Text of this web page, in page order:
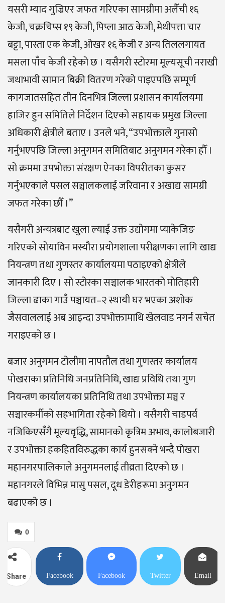
यसरी म्याद गुज्रिएर जफत गरिएका सामग्रीमा अलैँची १६
केजी, चक्रचिप्स १९ केजी, पिप्ला आठ केजी, मेथीपत्ता चार
बट्टा, पास्ता एक केजी, ओखर १६ केजी र अन्य तिललगायत
मसला पाँच केजी रहेको छ । यसैगरी स्टोरमा मूल्यसूची नराखी
जथाभावी सामान बिक्री वितरण गरेको पाइएपछि सम्पूर्ण
कागजातसहित तीन दिनभित्र जिल्ला प्रशासन कार्यालयमा
हाजिर हुन समितिले निर्देशन दिएको सहायक प्रमुख जिल्ला
अधिकारी क्षेत्रीले बताए । उनले भने, “उपभोक्ताले गुनासो
गर्नुभएपछि जिल्ला अनुगमन समितिबाट अनुगमन गरेका हौँ ।
सो क्रममा उपभोक्ता संरक्षण ऐनका विपरीतका कुसर
गर्नुभएकाले पसल सञ्चालकलाई जरिवाना र अखाद्य सामग्री
जफत गरेका छौँ ।”
यसैगरी अन्यत्रबाट खुला ल्याई उक्त उद्योगमा प्याकेजिङ
गरिएको सोयाविन मस्यौरा प्रयोगशाला परीक्षणका लागि खाद्य
नियन्त्रण तथा गुणस्तर कार्यालयमा पठाइएको क्षेत्रीले
जानकारी दिए । सो स्टोरका सञ्चालक भारतको मोतिहारी
जिल्ला ढाका गाउँ पञ्चायत–२ स्थायी घर भएका अशोक
जैसवाललाई अब आइन्दा उपभोक्तामाथि खेलवाड नगर्न सचेत
गराइएको छ ।
बजार अनुगमन टोलीमा नापतौल तथा गुणस्तर कार्यालय
पोखराका प्रतिनिधि जनप्रतिनिधि, खाद्य प्रविधि तथा गुण
नियन्त्रण कार्यालयका प्रतिनिधि तथा उपभोक्ता मञ्च र
सञ्चारकर्मीको सहभागिता रहेको थियो । यसैगरी चाडपर्व
नजिकिएसँगै मूल्यवृद्धि, सामानको कृत्रिम अभाव, कालोबजारी
र उपभोक्ता हकहितविरुद्धका कार्य हुनसक्ने भन्दै पोखरा
महानगरपालिकाले अनुगमनलाई तीव्रता दिएको छ ।
महानगरले विभिन्न मासु पसल, दूध डेरीहरूमा अनुगमन
बढाएको छ ।
0
Share Facebook Facebook Twitter Email